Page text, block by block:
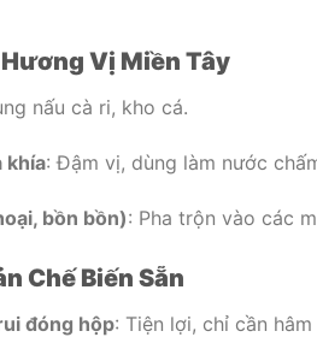
Vị Miền Tây
nấu cà ri, kho cá.
khía: Đậm vị, dùng làm nước
bồn bồn): Pha trộn vào các
Chế Biến Sẵn
đóng hộp: Tiện lợi, chỉ cần